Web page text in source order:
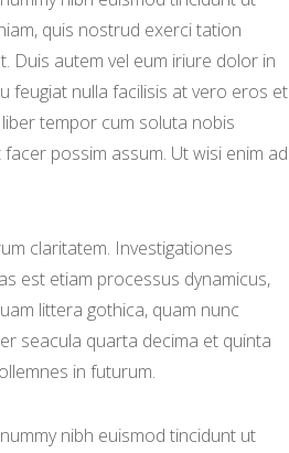
quis nostrud exerci tation
Duis autem vel eum iriure dolor in
feugiat nulla facilisis at vero eros et
tempor cum soluta nobis
possim assum. Ut wisi enim ad
claritatem. Investigationes
est etiam processus dynamicus,
littera gothica, quam nunc
seacula quarta decima et quinta
in futurum.
nibh euismod tincidunt ut